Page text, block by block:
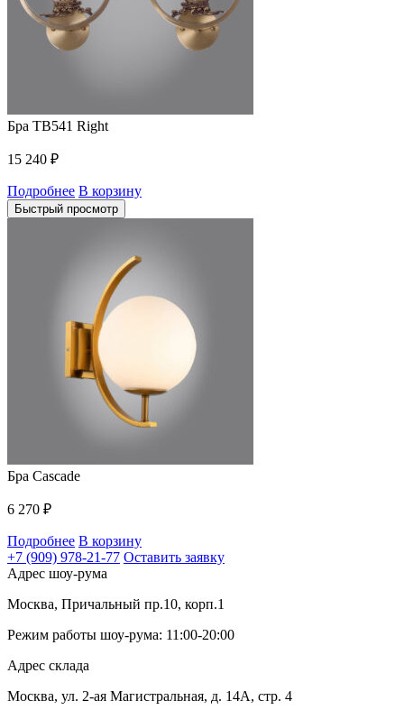
Бра TB541 Right
15 240 ₽
Подробнее В корзину
Быстрый просмотр
Бра Cascade
6 270 ₽
Подробнее В корзину
+7 (909) 978-21-77 Оставить заявку
Адрес шоу-рума
Москва, Причальный пр.10, корп.1
Режим работы шоу-рума: 11:00-20:00
Адрес склада
Москва, ул. 2-ая Магистральная, д. 14А, стр. 4